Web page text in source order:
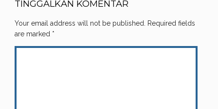
TINGGALKAN KOMENTAR
Your email address will not be published. Required fields
are marked *